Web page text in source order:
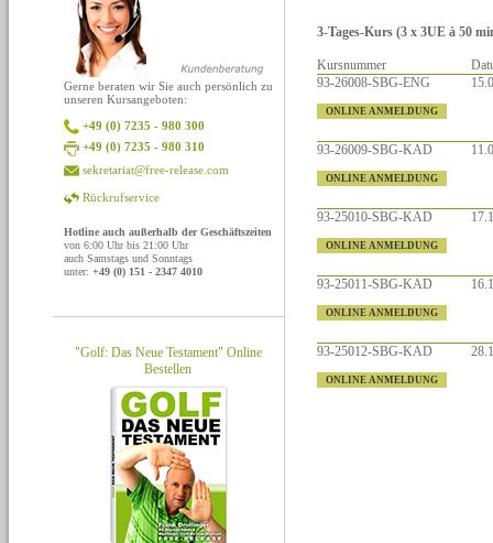
Gerne beraten wir Sie auch persönlich zu
unseren Kursangeboten:
+49 (0) 7235 - 980 300
+49 (0) 7235 - 980 310
sekretariat@free-release.com
Rückrufservice
Hotline auch außerhalb der Geschäftszeiten
von 6:00 Uhr bis 21:00 Uhr
auch Samstags und Sonntags
unter: +49 (0) 151 - 2347 4010
"Golf: Das Neue Testament" Online
Bestellen
3-Tages-Kurs (3 x 3UE à 50
Kursnummer
93-26008-SBG-ENG
ONLINE ANMELDUNG
93-26009-SBG-KAD
ONLINE ANMELDUNG
93-25010-SBG-KAD
ONLINE ANMELDUNG
93-25011-SBG-KAD
ONLINE ANMELDUNG
93-25012-SBG-KAD
ONLINE ANMELDUNG